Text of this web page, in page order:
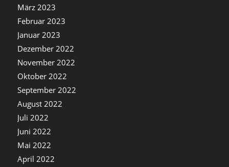
März 2023
Februar 2023
Januar 2023
Dezember 2022
November 2022
Oktober 2022
September 2022
August 2022
Juli 2022
Juni 2022
Mai 2022
April 2022